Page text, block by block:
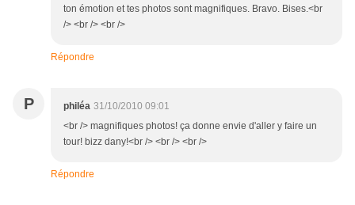
ton émotion et tes photos sont magnifiques. Bravo. Bises.<br
/> <br /> <br />
Répondre
P philéa 31/10/2010 09:01
<br /> magnifiques photos! ça donne envie d'aller y faire un
tour! bizz dany!<br /> <br /> <br />
Répondre